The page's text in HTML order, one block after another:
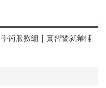
學術服務組 ｜ 實習暨就業輔